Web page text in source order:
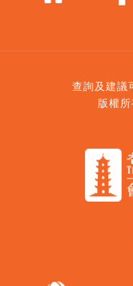
查詢及建議
版權